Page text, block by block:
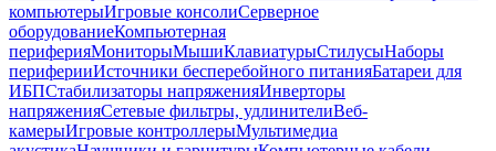
компьютерыИгровые консолиСерверное
оборудованиеКомпьютерная
периферияМониторыМышиКлавиатурыСтилусыНаборы
периферииИсточники бесперебойного питанияБатареи для
ИБПСтабилизаторы напряженияИнверторы
напряженияСетевые фильтры, удлинителиВеб-
камерыИгровые контроллерыМультимедиа